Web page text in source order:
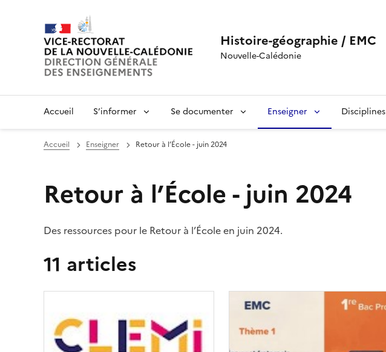
Histoire-géographie / EMC
Nouvelle-Calédonie
Accueil S’informer Se documenter Enseigner Disciplines
Accueil Enseigner Retour à l’École - juin 2024
Retour à l’École - juin 2024
Des ressources pour le Retour à l’École en juin 2024.
11 articles